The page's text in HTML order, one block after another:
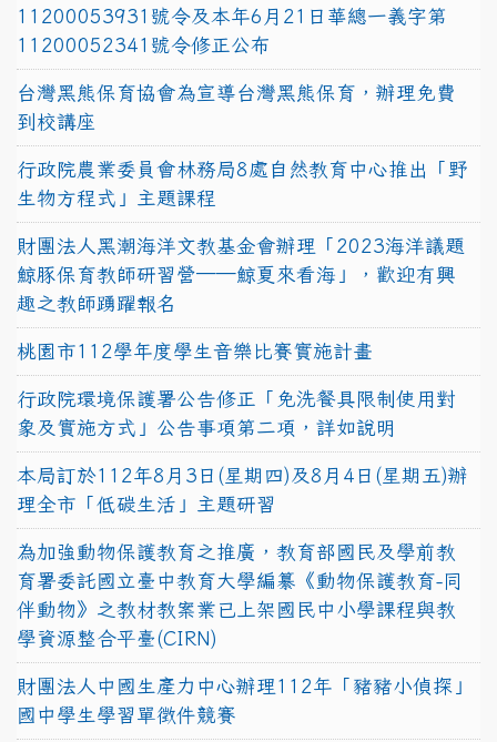
11200053931號令及本年6月21日華總一義字第
11200052341號令修正公布
台灣黑熊保育協會為宣導台灣黑熊保育，辦理免費
到校講座
行政院農業委員會林務局8處自然教育中心推出「野
生物方程式」主題課程
財團法人黑潮海洋文教基金會辦理「2023海洋議題
鯨豚保育教師研習營──鯨夏來看海」，歡迎有興
趣之教師踴躍報名
桃園市112學年度學生音樂比賽實施計畫
行政院環境保護署公告修正「免洗餐具限制使用對
象及實施方式」公告事項第二項，詳如說明
本局訂於112年8月3日(星期四)及8月4日(星期五)辦
理全市「低碳生活」主題研習
為加強動物保護教育之推廣，教育部國民及學前教
育署委託國立臺中教育大學編纂《動物保護教育-同
伴動物》之教材教案業已上架國民中小學課程與教
學資源整合平臺(CIRN)
財團法人中國生產力中心辦理112年「豬豬小偵探」
國中學生學習單徵件競賽